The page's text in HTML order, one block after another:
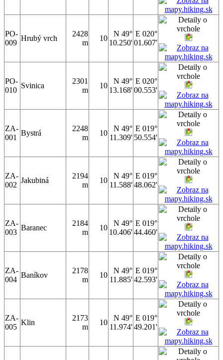
PO-
009
Hrubý vrch
2428
m
10
N 49°
10.250'
E 020°
01.607'
PO-
010
Svinica
2301
m
10
N 49°
13.168'
E 020°
00.553'
ZA-
001
Bystrá
2248
m
10
N 49°
11.309'
E 019°
50.554'
ZA-
002
Jakubiná
2194
m
10
N 49°
11.588'
E 019°
48.062'
ZA-
003
Baranec
2184
m
10
N 49°
10.406'
E 019°
44.460'
ZA-
004
Baníkov
2178
m
10
N 49°
11.885'
E 019°
42.593'
ZA-
005
Klin
2173
m
10
N 49°
11.974'
E 019°
49.201'